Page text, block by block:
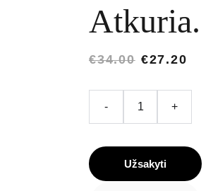
Atkuria.
€34.00 €27.20
- +
Užsakyti